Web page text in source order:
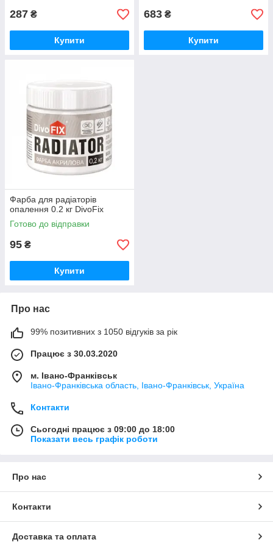
287 ₴
Купити
683 ₴
Купити
Фарба для радіаторів
опалення 0.2 кг DivoFix
Готово до відправки
95 ₴
Купити
Про нас
99% позитивних з 1050 відгуків за рік
Працює з 30.03.2020
м. Івано-Франківськ
Івано-Франківська область, Івано-Франківськ, Україна
Контакти
Сьогодні працює з 09:00 до 18:00
Показати весь графік роботи
Про нас
Контакти
Доставка та оплата